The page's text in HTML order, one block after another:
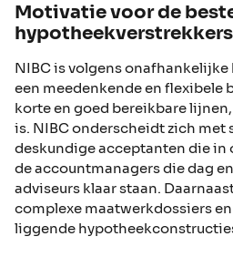
Motivatie voor de
NIBC is volgens
een meedenkende en flexibele
korte en goed bereikbare
is. NIBC onderscheidt zich met
deskundige acceptanten die in
de accountmanagers die dag
adviseurs klaar staan.
complexe maatwerkdossiers
liggende